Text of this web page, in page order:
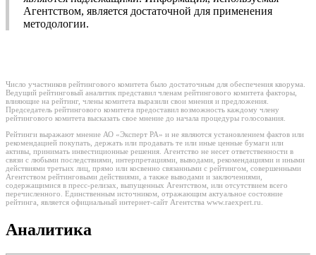
Агентством, является достаточной для применения
методологии.
Число участников рейтингового комитета было достаточным для обеспечения кворума.
Ведущий рейтинговый аналитик представил членам рейтингового комитета факторы,
влияющие на рейтинг, члены комитета выразили свои мнения и предложения.
Председатель рейтингового комитета предоставил возможность каждому члену
рейтингового комитета высказать свое мнение до начала процедуры голосования.
Рейтинги выражают мнение АО «Эксперт РА» и не являются установлением фактов или
рекомендацией покупать, держать или продавать те или иные ценные бумаги или
активы, принимать инвестиционные решения. Агентство не несет ответственности в
связи с любыми последствиями, интерпретациями, выводами, рекомендациями и иными
действиями третьих лиц, прямо или косвенно связанными с рейтингом, совершенными
Агентством рейтинговыми действиями, а также выводами и заключениями,
содержащимися в пресс-релизах, выпущенных Агентством, или отсутствием всего
перечисленного. Единственным источником, отражающим актуальное состояние
рейтинга, является официальный интернет-сайт Агентства www.raexpert.ru.
Аналитика